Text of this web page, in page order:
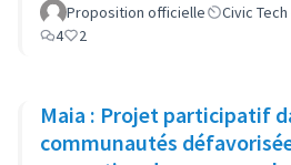
Proposition officielle
Civic
4
2
Maia : Projet participatif
communautés